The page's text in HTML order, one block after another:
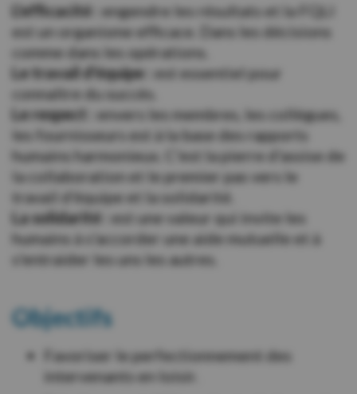
L'efficacité :
engendre les résultats et la FQLI
est un organisme efficace. Dans les décisions
comme dans les opérations.
Le travail d'équipe : est essentiel pour
connaître du succès.
Le respect
envers les membres, les collègues,
les fournisseurs est à la base des rapports
humains harmonieux. C'est la pierre d'assise de
la collaboration et le premier pas vers le
travail d'équipe et la solidarité.
La solidarité :
est une valeur qui invite les
humains à s'accorder une aide mutuelle et à
s'entraider les uns les autres.
Objectifs
Favoriser le perfectionnement des
intervenants en loisir.